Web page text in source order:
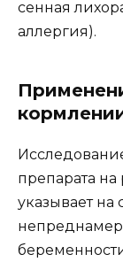
сенная
аллергия).
препарата
указывает на